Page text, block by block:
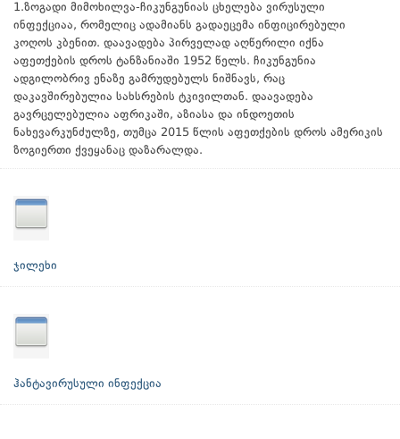
1.ზოგადი მიმოხილვა-ჩიკუნგუნიას ცხელება ვირუსული
ინფექციაა, რომელიც ადამიანს გადაეცემა ინფიცირებული
კოღოს კბენით. დაავადება პირველად აღწერილი იქნა
აფეთქების დროს ტანზანიაში 1952 წელს. ჩიკუნგუნია
ადგილობრივ ენაზე გამრუდებულს ნიშნავს, რაც
დაკავშირებულია სახსრების ტკივილთან. დაავადება
გავრცელებულია აფრიკაში, აზიასა და ინდოეთის
ნახევარკუნძულზე, თუმცა 2015 წლის აფეთქების დროს ამერიკის
ზოგიერთი ქვეყანაც დაზარალდა.
ჯილეხი
ჰანტავირუსული ინფექცია